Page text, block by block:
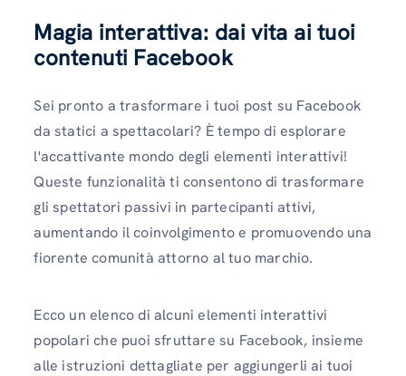
Magia interattiva: dai vita ai tuoi
contenuti Facebook
Sei pronto a trasformare i tuoi post su Facebook
da statici a spettacolari? È tempo di esplorare
l'accattivante mondo degli elementi interattivi!
Queste funzionalità ti consentono di trasformare
gli spettatori passivi in ​​partecipanti attivi,
aumentando il coinvolgimento e promuovendo una
fiorente comunità attorno al tuo marchio.
Ecco un elenco di alcuni elementi interattivi
popolari che puoi sfruttare su Facebook, insieme
alle istruzioni dettagliate per aggiungerli ai tuoi